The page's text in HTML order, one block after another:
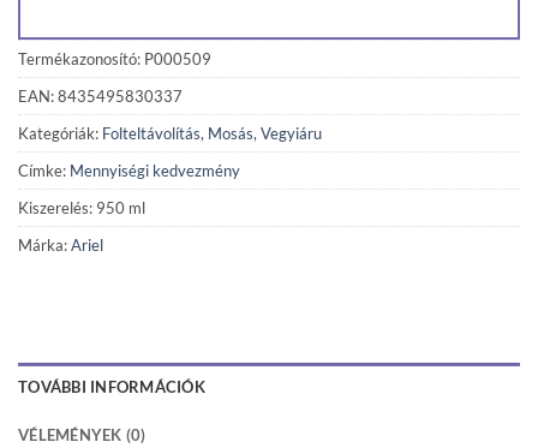
Termékazonosító: P000509
EAN: 8435495830337
Kategóriák: Folteltávolítás, Mosás,Vegyiáru
Címke: Mennyiségi kedvezmény
Kiszerelés: 950 ml
Márka:Ariel
TOVÁBBI INFORMÁCIÓK
VÉLEMÉNYEK (0)